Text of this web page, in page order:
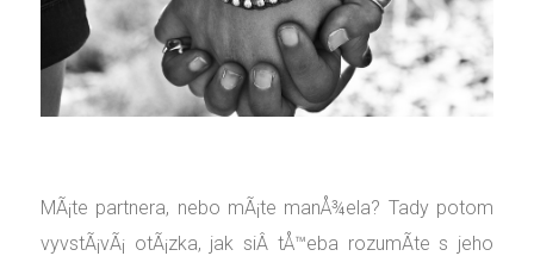
MÃ¡te partnera, nebo mÃ¡te manÅ¾ela? Tady potom
vyvstÃ¡vÃ¡ otÃ¡zka, jak siÂ tÅ™eba rozumÃ­te s jeho